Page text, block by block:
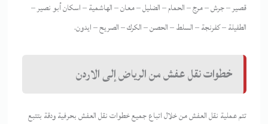
قصير – جرش – مرج – الحمام – الضليل – معان – الهاشمية – اسكان أبو نصير –
الطفيلة – كفرنجة – السلط – الحصن – الكرك – الصريح – ايدون.
خطوات نقل عفش من الرياض إلى الاردن
تتم عملية نقل العفش من خلال اتباع جميع خطوات نقل العفش بحرفية ودقة بتتبع